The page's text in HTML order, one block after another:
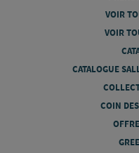
VOIR
VOIR
CATALOGUE
COIN